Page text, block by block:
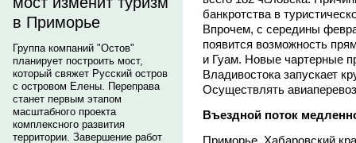
в Приморье
Группа компаний "Остов"
планирует построить мост,
который свяжет Русский остров
с островом Елены. Переправа
станет первым этапом
масштабного проекта
комплексного развития
территории. Завершение работ
банкротства в
Впрочем, с середины
появится возможность
и Гуам. Новые чартерные
Владивостока запускает
Осуществлять
Въездной поток
Приморье, Хабаровский